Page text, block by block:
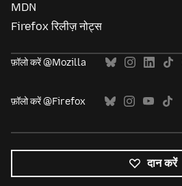
MDN
Firefox रिलीज़ नोट्स
फ़ॉलो करें @Mozilla
फ़ॉलो करें @Firefox
दान करें